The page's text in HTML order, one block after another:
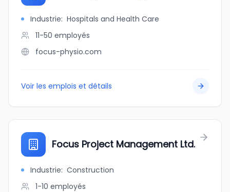
Industrie: Hospitals and Health Care
11-50 employés
focus-physio.com
Voir les emplois et détails
Focus Project Management Ltd.
Industrie: Construction
1-10 employés